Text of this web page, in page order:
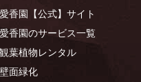
愛香園【公式】サイト
愛香園のサービス一覧
観葉植物レンタル
壁面緑化